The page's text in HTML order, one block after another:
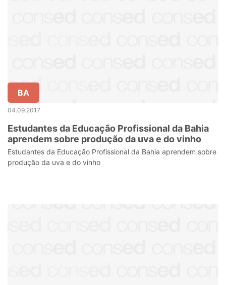
BA
04.09.2017
Estudantes da Educação Profissional da Bahia
aprendem sobre produção da uva e do vinho
Estudantes da Educação Profissional da Bahia aprendem sobre
produção da uva e do vinho